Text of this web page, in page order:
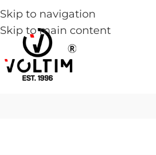
Skip to navigation
Skip to main content